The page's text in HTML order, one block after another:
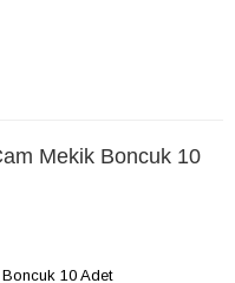
Mekik Boncuk 10
Boncuk 10 Adet